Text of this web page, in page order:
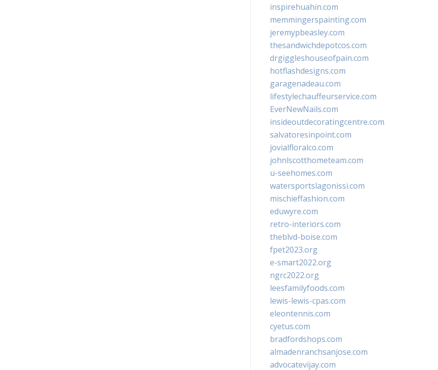
inspirehuahin.com
memmingerspainting.com
jeremypbeasley.com
thesandwichdepotcos.com
drgiggleshouseofpain.com
hotflashdesigns.com
garagenadeau.com
lifestylechauffeurservice.com
EverNewNails.com
insideoutdecoratingcentre.com
salvatoresinpoint.com
jovialfloralco.com
johnlscotthometeam.com
u-seehomes.com
watersportslagonissi.com
mischieffashion.com
eduwyre.com
retro-interiors.com
theblvd-boise.com
fpet2023.org
e-smart2022.org
ngrc2022.org
leesfamilyfoods.com
lewis-lewis-cpas.com
eleontennis.com
cyetus.com
bradfordshops.com
almadenranchsanjose.com
advocatevijay.com